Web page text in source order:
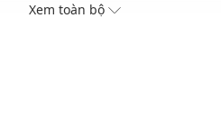
Xem toàn bộ